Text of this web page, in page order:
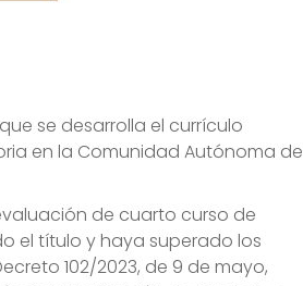
se desarrolla el currículo
en la Comunidad Autónoma de
de cuarto curso de
el título y haya superado los
102/2023, de 9 de mayo,